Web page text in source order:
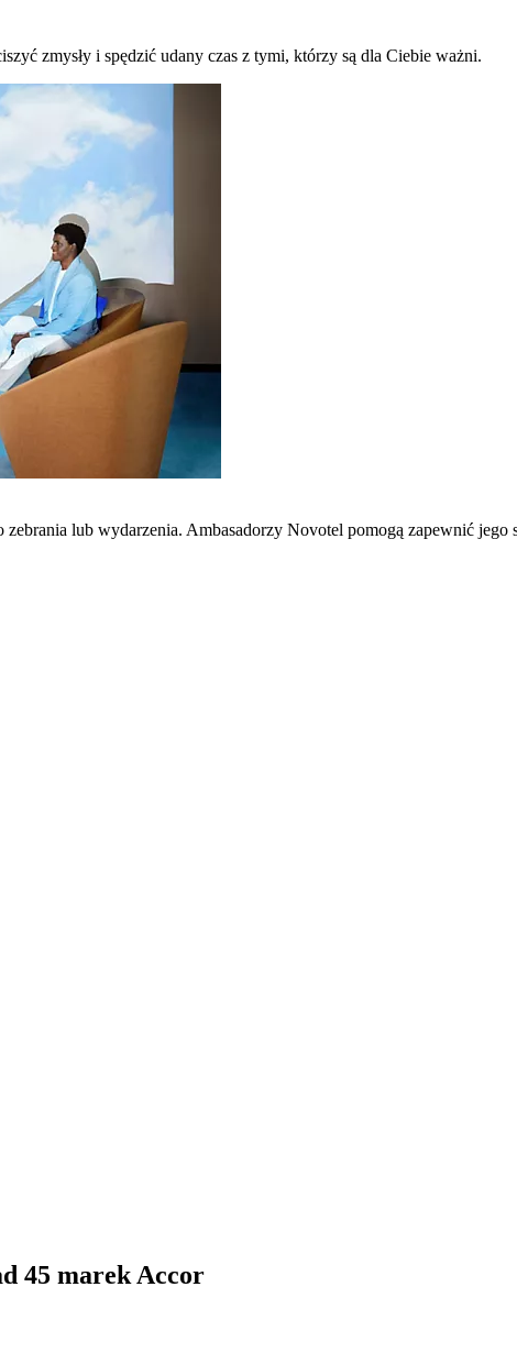
zmysły i spędzić udany czas z tymi, którzy są dla Ciebie ważni.
lub wydarzenia. Ambasadorzy Novotel pomogą zapewnić jego
45 marek Accor